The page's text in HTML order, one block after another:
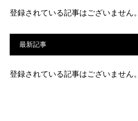
登録されている記事はございません。
最新記事
登録されている記事はございません。